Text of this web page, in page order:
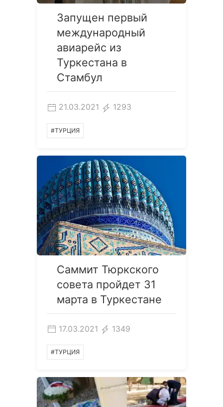
Запущен первый
международный
авиарейс из
Туркестана в
Стамбул
21.03.2021 1293
#ТУРЦИЯ
Cаммит Тюркского
совета пройдет 31
марта в Туркестане
17.03.2021 1349
#ТУРЦИЯ